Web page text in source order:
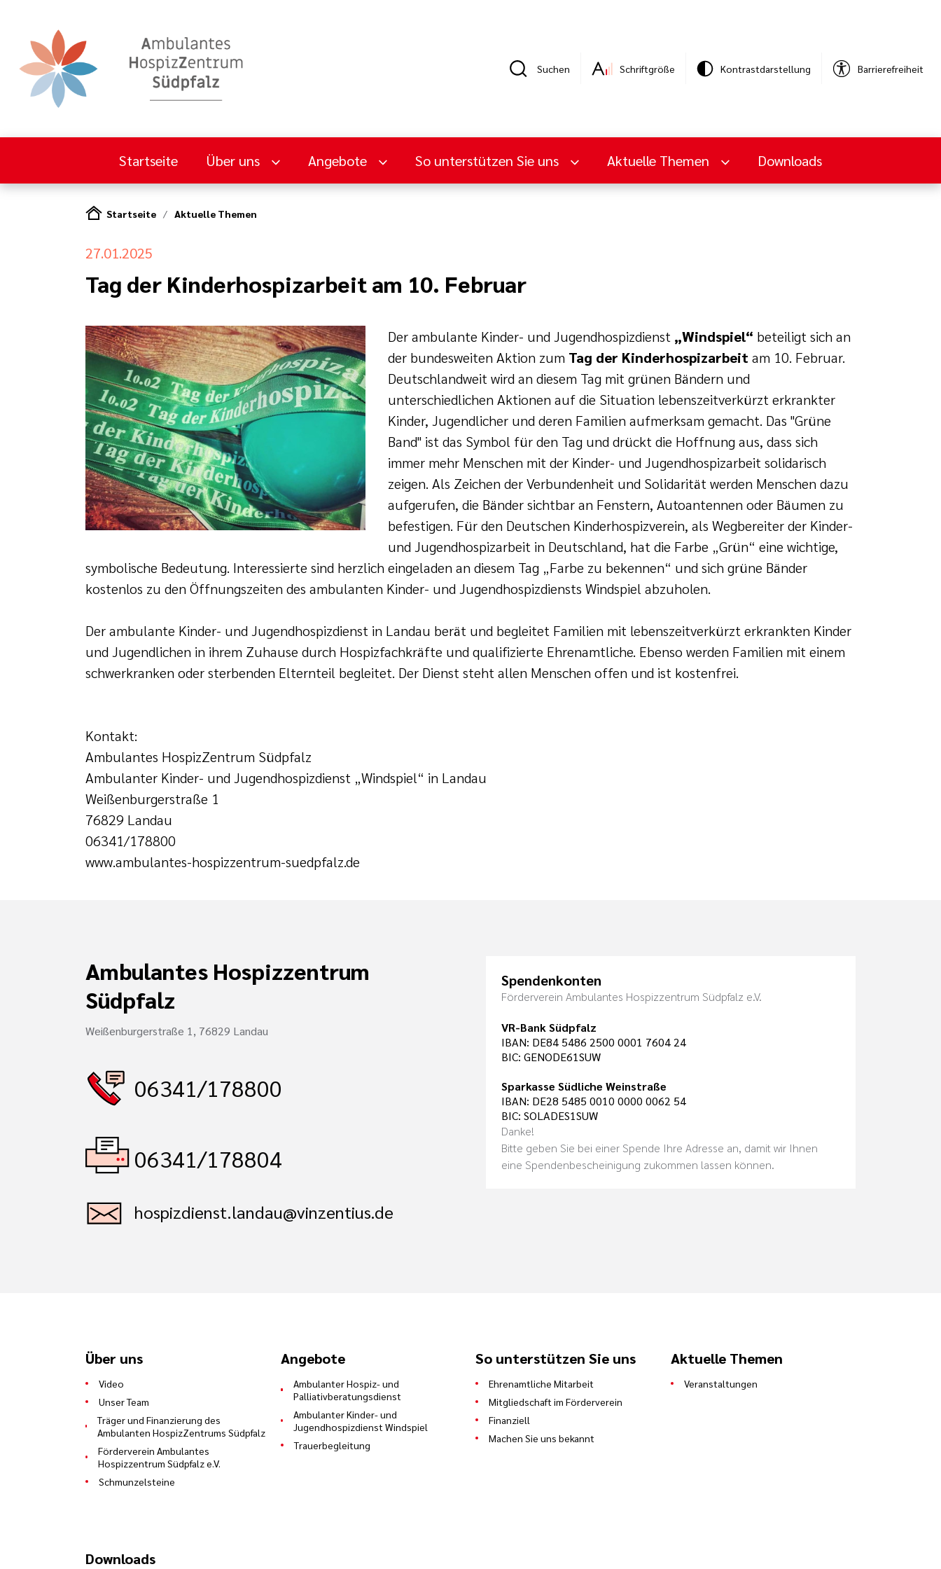
Suchen Schriftgröße Kontrastdarstellung Barrierefreiheit
Startseite Über uns Angebote So unterstützen Sie uns Aktuelle Themen Downloads
Startseite Aktuelle Themen
27.01.2025
Tag der Kinderhospizarbeit am 10. Februar
Der ambulante Kinder- und Jugendhospizdienst „Windspiel“ beteiligt sich an
der bundesweiten Aktion zum Tag der Kinderhospizarbeit am 10. Februar.
Deutschlandweit wird an diesem Tag mit grünen Bändern und
unterschiedlichen Aktionen auf die Situation lebenszeitverkürzt erkrankter
Kinder, Jugendlicher und deren Familien aufmerksam gemacht. Das "Grüne
Band" ist das Symbol für den Tag und drückt die Hoffnung aus, dass sich
immer mehr Menschen mit der Kinder- und Jugendhospizarbeit solidarisch
zeigen. Als Zeichen der Verbundenheit und Solidarität werden Menschen dazu
aufgerufen, die Bänder sichtbar an Fenstern, Autoantennen oder Bäumen zu
befestigen. Für den Deutschen Kinderhospizverein, als Wegbereiter der Kinder-
und Jugendhospizarbeit in Deutschland, hat die Farbe „Grün“ eine wichtige,
symbolische Bedeutung. Interessierte sind herzlich eingeladen an diesem Tag „Farbe zu bekennen“ und sich grüne Bänder
kostenlos zu den Öffnungszeiten des ambulanten Kinder- und Jugendhospizdiensts Windspiel abzuholen.
Der ambulante Kinder- und Jugendhospizdienst in Landau berät und begleitet Familien mit lebenszeitverkürzt erkrankten Kinder
und Jugendlichen in ihrem Zuhause durch Hospizfachkräfte und qualifizierte Ehrenamtliche. Ebenso werden Familien mit einem
schwerkranken oder sterbenden Elternteil begleitet. Der Dienst steht allen Menschen offen und ist kostenfrei.
Kontakt:
Ambulantes HospizZentrum Südpfalz
Ambulanter Kinder- und Jugendhospizdienst „Windspiel“ in Landau
Weißenburgerstraße 1
76829 Landau
06341/178800
www.ambulantes-hospizzentrum-suedpfalz.de
Ambulantes Hospizzentrum
Südpfalz
Weißenburgerstraße 1, 76829 Landau
06341/178800
06341/178804
hospizdienst.landau@vinzentius.de
Spendenkonten
Förderverein Ambulantes Hospizzentrum Südpfalz e.V.
VR-Bank Südpfalz
IBAN: DE84 5486 2500 0001 7604 24
BIC: GENODE61SUW
Sparkasse Südliche Weinstraße
IBAN: DE28 5485 0010 0000 0062 54
BIC: SOLADES1SUW
Danke!
Bitte geben Sie bei einer Spende Ihre Adresse an, damit wir Ihnen
eine Spendenbescheinigung zukommen lassen können.
Über uns
Video
Unser Team
Träger und Finanzierung des
Ambulanten HospizZentrums Südpfalz
Förderverein Ambulantes
Hospizzentrum Südpfalz e.V.
Schmunzelsteine
Angebote
Ambulanter Hospiz- und
Palliativberatungsdienst
Ambulanter Kinder- und
Jugendhospizdienst Windspiel
Trauerbegleitung
So unterstützen Sie uns
Ehrenamtliche Mitarbeit
Mitgliedschaft im Förderverein
Finanziell
Machen Sie uns bekannt
Aktuelle Themen
Veranstaltungen
Downloads